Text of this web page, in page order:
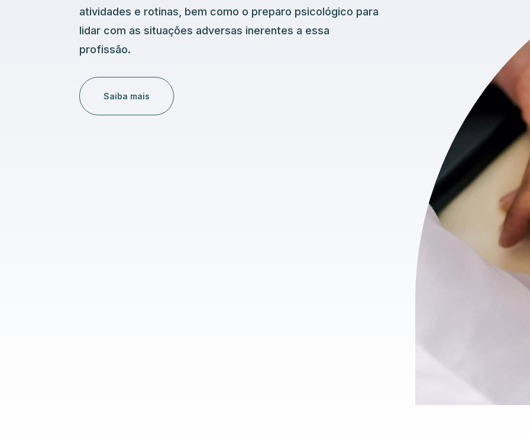
atividades e rotinas, bem como o preparo psicológico para
lidar com as situações adversas inerentes a essa
profissão.
Saiba mais